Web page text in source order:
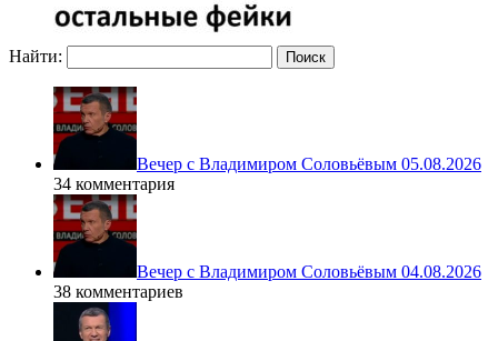
Найти:
Вечер с Владимиром Соловьёвым 05.08.2026
34 комментария
Вечер с Владимиром Соловьёвым 04.08.2026
38 комментариев